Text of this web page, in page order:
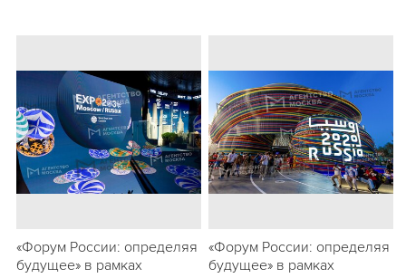
«Форум России: определяя
будущее» в рамках
«Форум России: определяя
будущее» в рамках